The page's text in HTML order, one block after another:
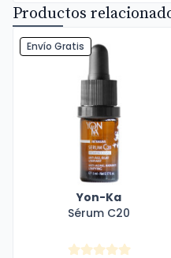
Productos
Envío Gratis
Yon-Ka
Sérum C20